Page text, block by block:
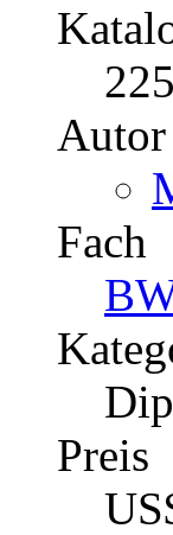
Autor
Fach
Preis